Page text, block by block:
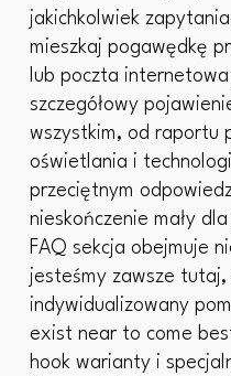
jakichkolwiek
mieszkaj pogawędkę
lub poczta
szczegółowy
wszystkim, od raportu
oświetlania i
przeciętnym
nieskończenie mały
FAQ sekcja obejmuje
jesteśmy zawsze
indywidualizowany
exist near to come
hook warianty i